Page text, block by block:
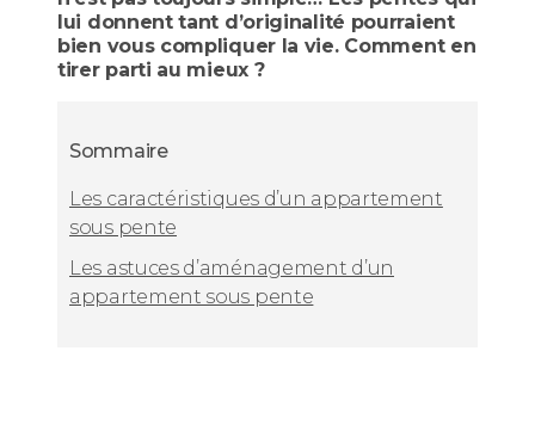
lui donnent tant d’originalité pourraient
bien vous compliquer la vie. Comment en
tirer parti au mieux ?
Sommaire
Les caractéristiques d’un appartement
sous pente
Les astuces d’aménagement d’un
appartement sous pente